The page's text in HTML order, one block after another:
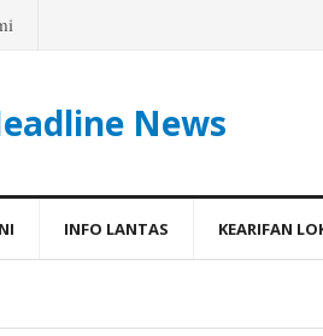
News
INFO LANTAS KEARIFAN